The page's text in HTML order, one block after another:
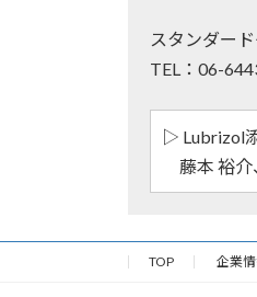
スタンダー
TEL：06-
▷ Lubrizol
藤本 裕介
TOP 企業